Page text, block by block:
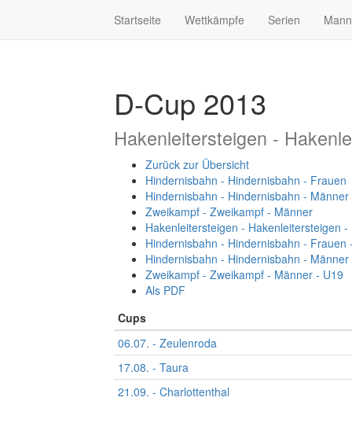
Startseite Wettkämpfe Serien
D-Cup 2013
Hakenleitersteigen -
Zurück zur Übersicht
Hindernisbahn - Hindernisbahn - Frauen
Hindernisbahn - Hindernisbahn - Männer
Zweikampf - Zweikampf - Männer
Hakenleitersteigen - Hakenleitersteigen -
Hindernisbahn - Hindernisbahn - Frauen
Hindernisbahn - Hindernisbahn -
Zweikampf - Zweikampf - Männer - U19
Als PDF
Cups
06.07. - Zeulenroda
17.08. - Taura
21.09. - Charlottenthal